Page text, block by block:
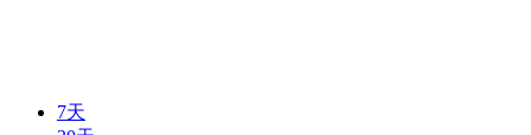
7天